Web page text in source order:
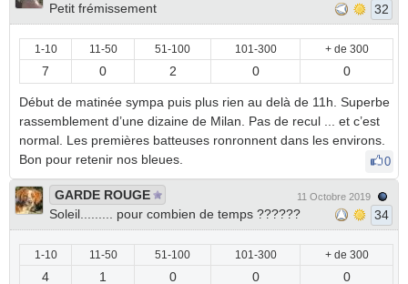
Petit frémissement
32
1-10 11-50 51-100 101-300 + de 300
7 0 2 0 0
Début de matinée sympa puis plus rien au delà de 11h. Superbe
rassemblement d’une dizaine de Milan. Pas de recul ... et c’est
normal. Les premières batteuses ronronnent dans les environs.
Bon pour retenir nos bleues.
0
GARDE ROUGE
Soleil......... pour combien de temps ??????
11 Octobre 2019
34
1-10 11-50 51-100 101-300 + de 300
4 1 0 0 0